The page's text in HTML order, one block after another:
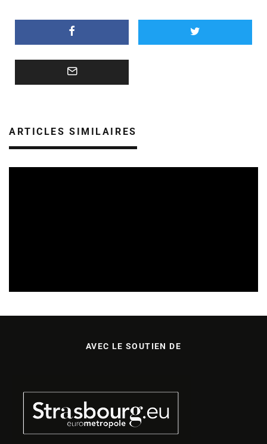
ARTICLES SIMILAIRES
AVEC LE SOUTIEN DE